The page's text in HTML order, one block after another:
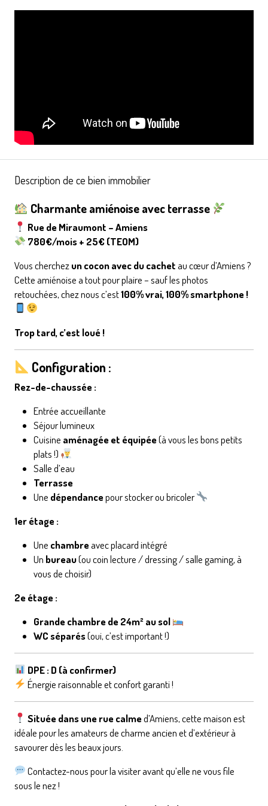
Description de ce bien immobilier
Charmante amiénoise avec terrasse
Rue de Miraumont – Amiens
780€/mois + 25€ (TEOM)
Vous cherchezun cocon avec du cachetau cœur d’Amiens ?
Cette amiénoise a tout pour plaire – sauf les photos
retouchées, chez nous c’est100% vrai, 100% smartphone !
Trop tard, c’est loué !
Configuration :
Rez-de-chaussée :
Entrée accueillante
Séjour lumineux
Cuisine aménagée et équipée(à vous les bons petits
plats !)
Salle d’eau
Terrasse
Une dépendancepour stocker ou bricoler
1er étage :
Une chambreavec placard intégré
Un bureau(ou coin lecture / dressing / salle gaming, à
vous de choisir)
2e étage :
Grande chambre de 24m² au sol
WC séparés(oui, c’est important !)
DPE : D (à confirmer)
Énergie raisonnable et confort garanti !
Située dans une rue calmed’Amiens, cette maison est
idéale pour les amateurs de charme ancien et d’extérieur à
savourer dès les beaux jours.
Contactez-nous pour la visiter avant qu’elle ne vous file
sous le nez !